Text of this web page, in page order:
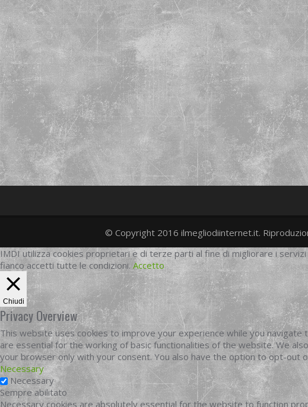
© Copyright 2016 ilmegliodiinternet.it.
IMDI utilizza cookies proprietari e di terze parti al fine di migliorare i
fianco accetti tutte le condizioni. Accetto
Chiudi
Privacy Overview
This website uses cookies to improve your experience while you
are essential for the working of basic functionalities of the website. We
your browser only with your consent. You also have the option to opt-
Necessary
Necessary
Sempre abilitato
Necessary cookies are absolutely essential for the website to function